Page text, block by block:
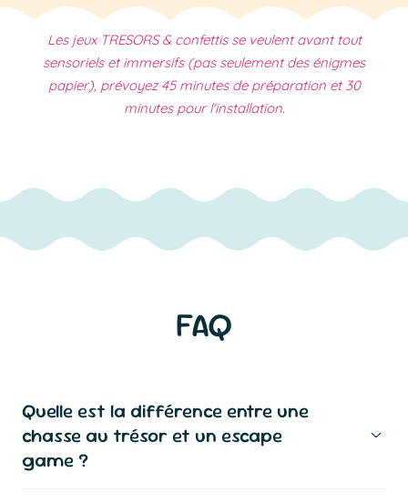
Les jeux TRESORS & confettis se veulent avant tout
sensoriels et immersifs (pas seulement des énigmes
papier), prévoyez45minutes de préparation et30
minutes pour l'installation.
FAQ
Quelle est la différence entre une
chasse au trésor et un escape
game ?